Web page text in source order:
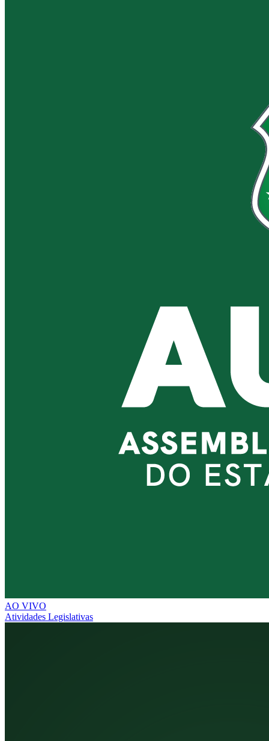
AO VIVO
Atividades Legislativas